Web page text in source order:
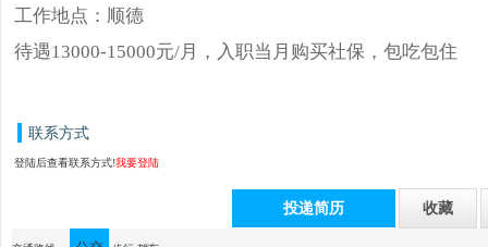
工作地点：顺德
待遇13000-15000元/月，入职当月购买社保，包吃包住
联系方式
登陆后查看联系方式!我要登陆
投递简历 收藏